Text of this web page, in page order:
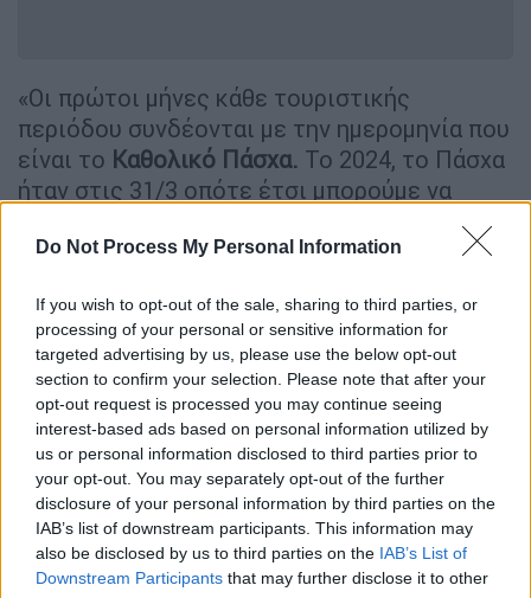
Do Not Process My Personal Information
If you wish to opt-out of the sale, sharing to third parties, or
processing of your personal or sensitive information for
targeted advertising by us, please use the below opt-out
section to confirm your selection. Please note that after your
opt-out request is processed you may continue seeing
interest-based ads based on personal information utilized by
us or personal information disclosed to third parties prior to
your opt-out. You may separately opt-out of the further
disclosure of your personal information by third parties on the
IAB’s list of downstream participants. This information may
also be disclosed by us to third parties on the IAB’s List of
Downstream Participants that may further disclose it to other
«Οι πρώτοι μήνες κάθε τουριστικής
περιόδου συνδέονται με την ημερομηνία που
είναι το Καθολικό Πάσχα. Το 2024, το Πάσχα
ήταν στις 31/3 οπότε έτσι μπορούμε να
εξηγήσουμε γιατί οι επιβάτες εξωτερικού
ήταν περισσότεροι τον Μάρτιο του 2024 σε
Καθολικό Πάσχα συμπίπτει με το Ορθόδοξο
στις 20/4, οπότε περιμένουμε συνολικά τον
Απρίλιο ανεβασμένο» εξήγησε ο κ. Ουρανός,
συμπληρώνοντας πως «μέχρι σήμερα, από
την αρχή του έτους έχουμε μια επιβατική
κίνηση η οποία είναι αυξημένη συνολικά κατά
8,4%».
Τα στοιχεία που προκύπτουν δείχνουν ότι
και αυτή τη σεζόν, το «Νίκος Καζαντζάκης»